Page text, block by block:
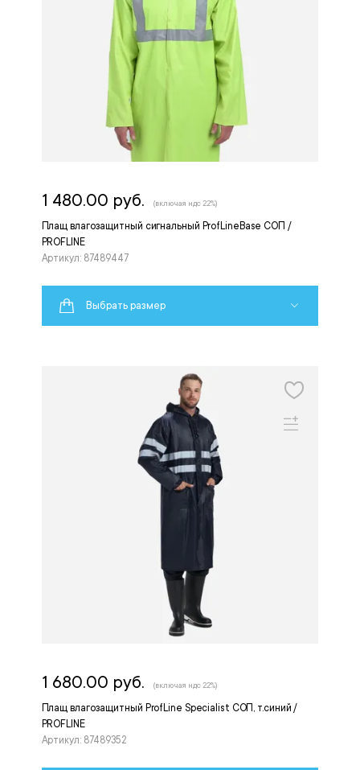
Плащ влагозащитный сигнальный ProfLineBase СОП /
PROFLINE
Артикул: 87489447
1 480.00 руб. (включая ндс 22%)
Выбрать размер
Плащ влагозащитный ProfLine Specialist СОП, т.синий /
PROFLINE
Артикул: 87489352
1 680.00 руб. (включая ндс 22%)